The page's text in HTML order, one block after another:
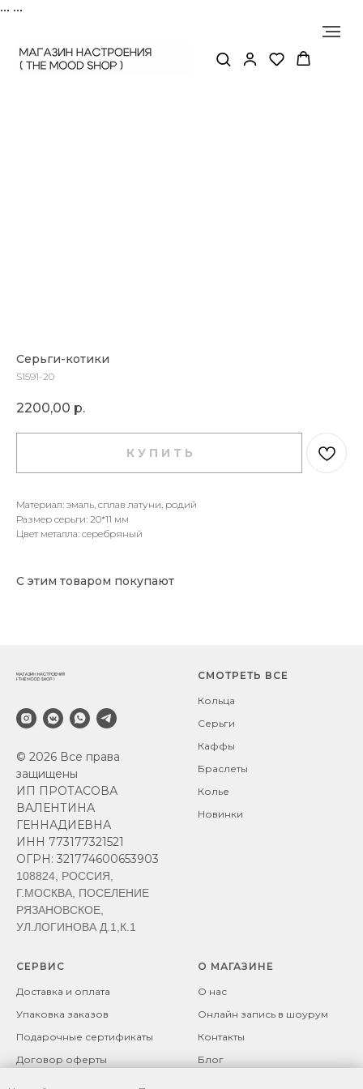
... ...
Серьги-котики
S1591-20
2200,00 р.
К У П И Т Ь
Материал: эмаль, сплав латуни, родий
Размер серьги: 20*11 мм
Цвет металла: серебряный
С этим товаром покупают
© 2026 Все права
защищены
ИП ПРОТАСОВА
ВАЛЕНТИНА
ГЕННАДИЕВНА
ИНН 773177321521
ОГРН: 321774600653903
108824, РОССИЯ,
Г.МОСКВА, ПОСЕЛЕНИЕ
РЯЗАНОВСКОЕ,
УЛ.ЛОГИНОВА Д.1,К.1
СМОТРЕТЬ ВСЕ
Кольца
Серьги
Каффы
Браслеты
Колье
Новинки
СЕРВИС
Доставка и оплата
Упаковка заказов
Подарочные сертификаты
Договор оферты
О МАГАЗИНЕ
О нас
Онлайн запись в шоурум
Контакты
Блог